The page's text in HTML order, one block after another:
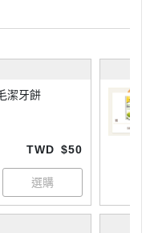
潔牙餅
TWD $50